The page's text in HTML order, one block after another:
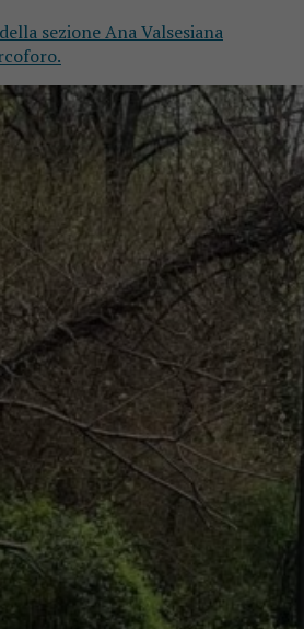
sezione Ana Valsesiana